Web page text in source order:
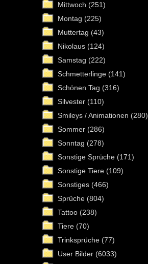
Mittwoch (251)
Montag (225)
Muttertag (43)
Nikolaus (124)
Samstag (222)
Schmetterlinge (141)
Schönen Tag (316)
Silvester (110)
Smileys / Animationen (280)
Sommer (286)
Sonntag (278)
Sonstige Sprüche (171)
Sonstige Tiere (109)
Sonstiges (466)
Sprüche (804)
Tattoo (238)
Tiere (70)
Trinksprüche (77)
User Bilder (6033)